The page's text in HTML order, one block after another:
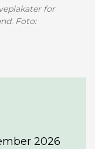
for
Foto:
2026